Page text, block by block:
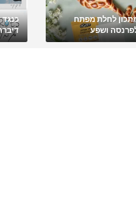
לחלת מפתח
ושפע